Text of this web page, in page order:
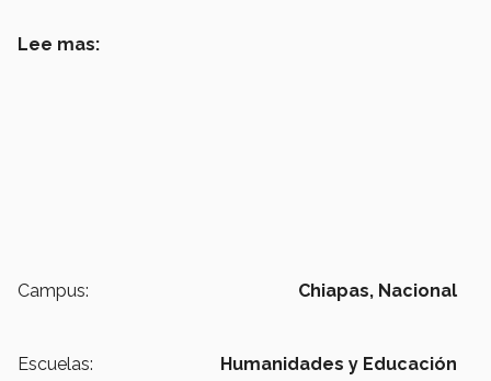
Lee mas:
Campus: Chiapas, Nacional
Escuelas: Humanidades y Educación